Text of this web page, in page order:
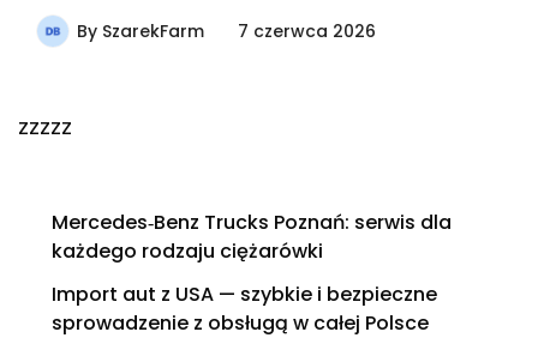
By SzarekFarm 7 czerwca 2026
zzzzz
Mercedes‑Benz Trucks Poznań: serwis dla
każdego rodzaju ciężarówki
Import aut z USA — szybkie i bezpieczne
sprowadzenie z obsługą w całej Polsce